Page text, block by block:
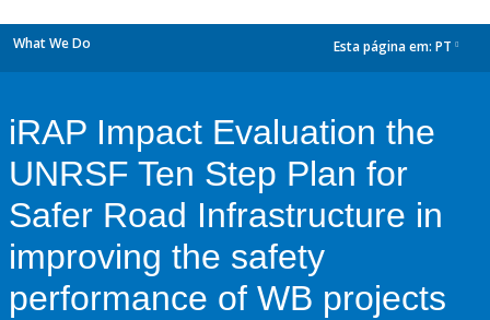
What We Do Esta página em: PT
iRAP Impact Evaluation the
UNRSF Ten Step Plan for
Safer Road Infrastructure in
improving the safety
performance of WB projects